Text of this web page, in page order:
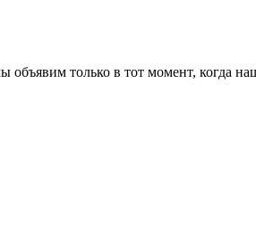
только в тот момент, когда